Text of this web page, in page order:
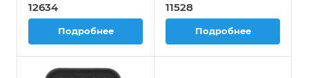
12634
Подробнее
11528
Подробнее